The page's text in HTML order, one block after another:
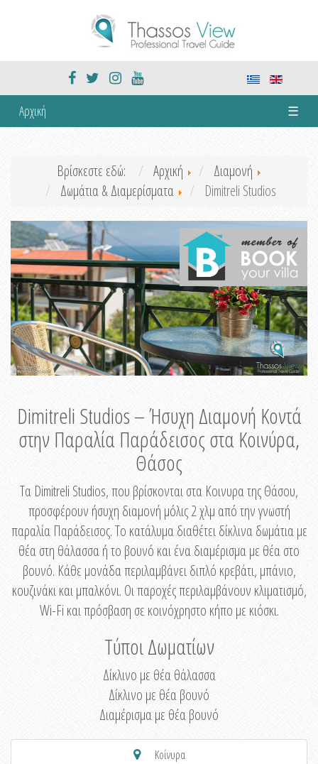
Αρχική ☰
Βρίσκεστε εδώ: Αρχική
Διαμονή
Δωμάτια & Διαμερίσματα
Dimitreli Studios
Dimitreli Studios – Ήσυχη Διαμονή Κοντά
στην Παραλία Παράδεισος στα Κοινύρα,
Θάσος
Τα Dimitreli Studios, που βρίσκονται στα Κοινυρα της Θάσου,
προσφέρουν ήσυχη διαμονή μόλις 2 χλμ από την γνωστή
παραλία Παράδεισος. Το κατάλυμα διαθέτει δίκλινα δωμάτια με
θέα στη θάλασσα ή το βουνό και ένα διαμέρισμα με θέα στο
βουνό. Κάθε μονάδα περιλαμβάνει διπλό κρεβάτι, μπάνιο,
κουζινάκι και μπαλκόνι. Οι παροχές περιλαμβάνουν κλιματισμό,
Wi-Fi και πρόσβαση σε κοινόχρηστο κήπο με κιόσκι.
Τύποι Δωματίων
Δίκλινο με θέα θάλασσα
Δίκλινο με θέα βουνό
Διαμέρισμα με θέα βουνό
Κοίνυρα